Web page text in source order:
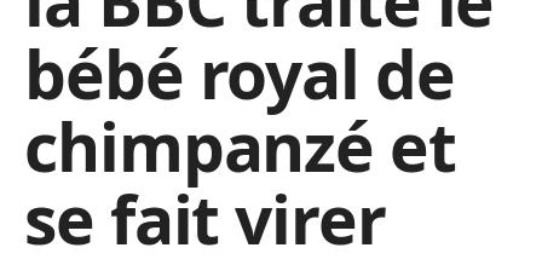
bébé royal de
chimpanzé et
se fait virer